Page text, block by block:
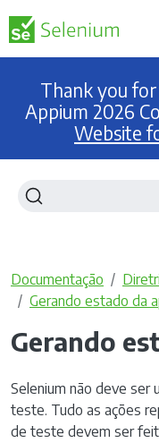
Thank you
Appium 2026
Website
Documentação
Gerando estado da
Gerando
Selenium não deve ser
teste. Tudo as ações
de teste devem ser